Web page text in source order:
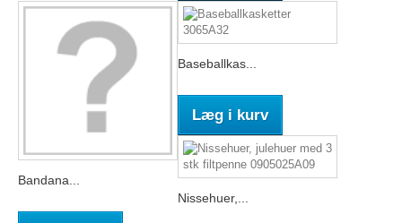
Bandana...
Baseballkas...
Læg i kurv
Nissehuer,...